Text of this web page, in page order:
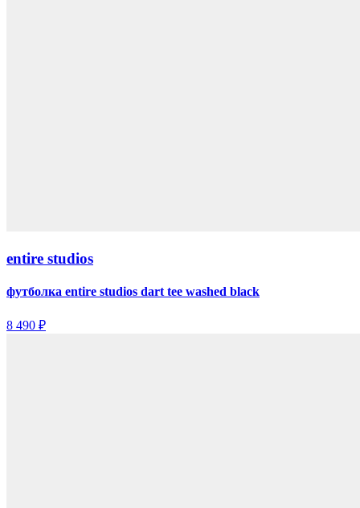
entire studios
футболка entire studios dart tee washed black
8 490 ₽